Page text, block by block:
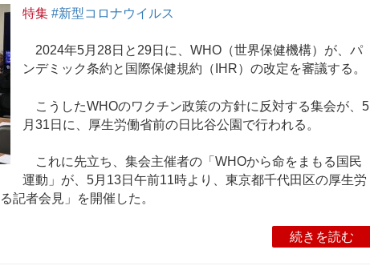
特集 #新型コロナウイルス
2024年5月28日と29日に、WHO（世界保健機構）が、パ
ンデミック条約と国際保健規約（IHR）の改定を審議する。
こうしたWHOのワクチン政策の方針に反対する集会が、5
月31日に、厚生労働省前の日比谷公園で行われる。
これに先立ち、集会主催者の「WHOから命をまもる国民
運動」が、5月13日午前11時より、東京都千代田区の厚生労
記者会見」を開催した。
続きを読む